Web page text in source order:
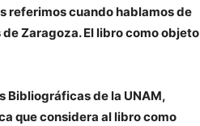
referimos cuando hablamos de
Zaragoza. El libro como objeto
Bibliográficas de la UNAM,
que considera al libro como